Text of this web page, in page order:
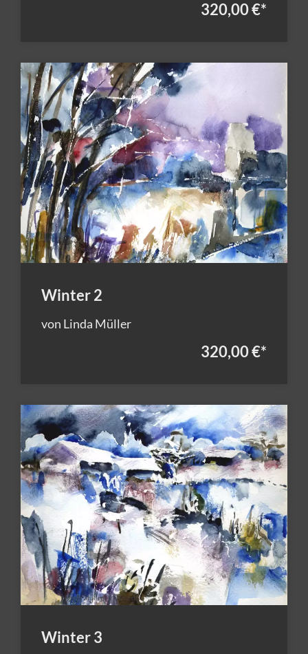
320,00 €*
Winter 2
von Linda Müller
320,00 €*
Winter 3